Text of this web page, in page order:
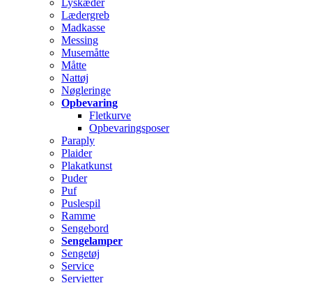
Lyskæder
Lædergreb
Madkasse
Messing
Musemåtte
Måtte
Nattøj
Nøgleringe
Opbevaring
Fletkurve
Opbevaringsposer
Paraply
Plaider
Plakatkunst
Puder
Puf
Puslespil
Ramme
Sengebord
Sengelamper
Sengetøj
Service
Servietter